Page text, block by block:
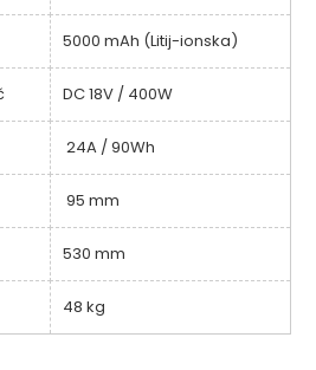
5000 mAh (Litij-ionska)
DC 18V / 400W
24A / 90Wh
95 mm
530 mm
48 kg